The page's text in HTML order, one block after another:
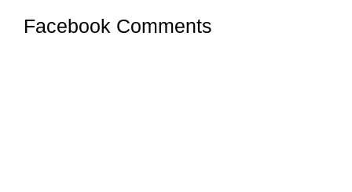
Facebook Comments